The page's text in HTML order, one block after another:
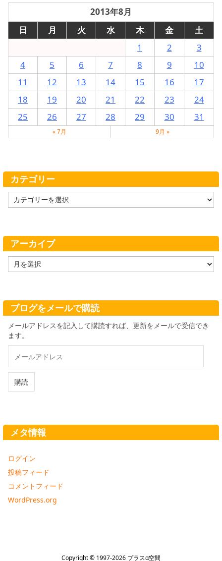
2013年8月
日
月 火 水 木 金
土
1
2
3
4
5 6 7 8 9
10
11
12 13 14 15 16
17
18
19 20 21 22 23
24
25
26 27 28 29 30 31
« 7月 9月 »
カテゴリー
テ
ー
アーカイブ
ー
ブ
ブログをメールで購読
メールアドレスを記入して購読すれば、更新をメールで受信でき
ます。
ル
ド
購読
メタ情報
ログイン
投稿フィード
コメントフィード
WordPress.org
Copyright © 1997-2026 プラスα空間